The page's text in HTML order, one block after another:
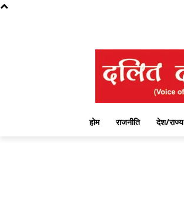
होम राजनीति देश/राज्य